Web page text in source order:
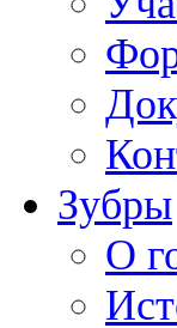
Зубры
О